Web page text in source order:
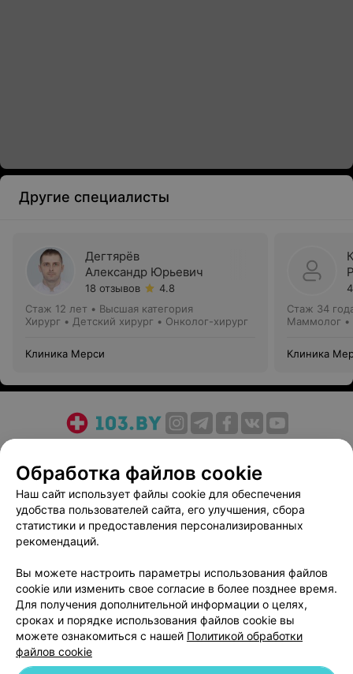
Другие специалисты
Дегтярёв
Александр Юрьевич
18 отзывов
4.8
Стаж 12 лет • Высшая категория
Хирург • Детский хирург • Онколог-хирург
Клиника Мерси
Стаж 34
Маммолог •
Клиника
Медицинский маркетинг
Публичный договор
Пользовательское соглашение
Способы оплаты
Вакансии
Партнеры
Написать руководителю 103.by
Персональные настройки cookie
Обработка персональных данных
Обработка файлов cookie
Наш сайт использует файлы cookie для обеспечения
удобства пользователей сайта, его улучшения, сбора
статистики и предоставления персонализированных
рекомендаций.
Вы можете настроить параметры использования файлов
cookie или изменить свое согласие в более позднее время.
Для получения дополнительной информации о целях,
сроках и порядке использования файлов cookie вы
можете ознакомиться с нашей Политикой обработки
файлов cookie